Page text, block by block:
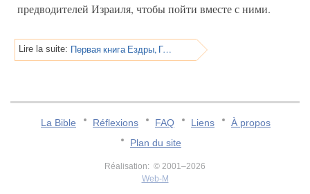
предводителей Израиля, чтобы пойти вместе с ними.
Lire la suite: Первая книга Ездры, Глава 8
La Bible Réflexions FAQ Liens
À propos
Plan du site
Réalisation: © 2001–2026
Web-M